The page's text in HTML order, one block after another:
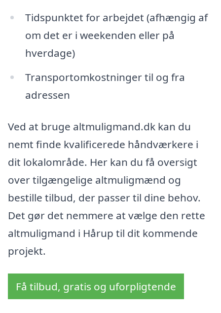
Tidspunktet for arbejdet (afhængig af
om det er i weekenden eller på
hverdage)
Transportomkostninger til og fra
adressen
Ved at bruge altmuligmand.dk kan du
nemt finde kvalificerede håndværkere i
dit lokalområde. Her kan du få oversigt
over tilgængelige altmuligmænd og
bestille tilbud, der passer til dine behov.
Det gør det nemmere at vælge den rette
altmuligmand i Hårup til dit kommende
projekt.
Få tilbud, gratis og uforpligtende